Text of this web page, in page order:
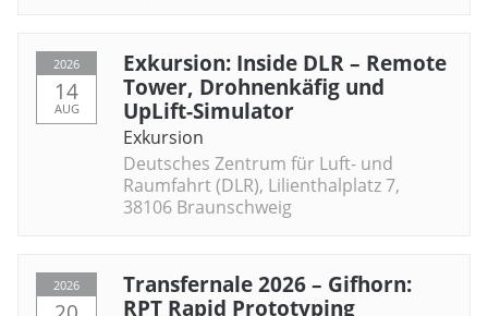
2026
14
AUG
Exkursion: Inside DLR – Remote
Tower, Drohnenkäfig und
UpLift-Simulator
Exkursion
Deutsches Zentrum für Luft- und
Raumfahrt (DLR), Lilienthalplatz 7,
38106 Braunschweig
2026
Transfernale 2026 – Gifhorn:
RPT Rapid Prototyping